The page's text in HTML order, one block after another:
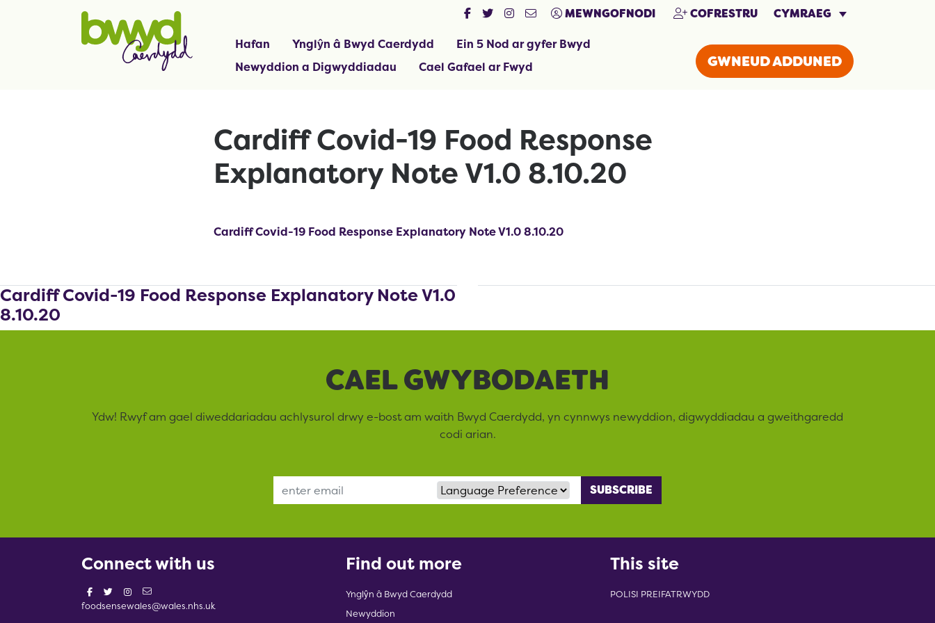
MEWNGOFNODI COFRESTRU CYMRAEG
Hafan Ynglŷn â Bwyd Caerdydd
Ein 5 Nod ar gyfer Bwyd
Newyddion a Digwyddiadau
Cael Gafael ar Fwyd GWNEUD ADDUNED
Cardiff Covid-19 Food Response
Explanatory Note V1.0 8.10.20
Cardiff Covid-19 Food Response Explanatory Note V1.0 8.10.20
Cardiff Covid-19 Food Response Explanatory Note V1.0
8.10.20
CAEL GWYBODAETH
Ydw! Rwyf am gael diweddariadau achlysurol drwy e-bost am waith Bwyd Caerdydd, yn cynnwys newyddion, digwyddiadau a gweithgaredd
codi arian.
Email Address Language Preference
Connect with us
foodsensewales@wales.nhs.uk
Find out more
Ynglŷn â Bwyd Caerdydd
Newyddion
This site
POLISI PREIFATRWYDD